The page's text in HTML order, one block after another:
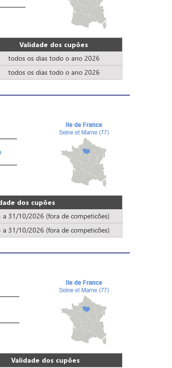
Validade dos cupões
todos os dias todo o ano 2026
todos os dias todo o ano 2026
dos cupões
31/10/2026 (fora de competicões)
31/10/2026 (fora de competicões)
Validade dos cupões